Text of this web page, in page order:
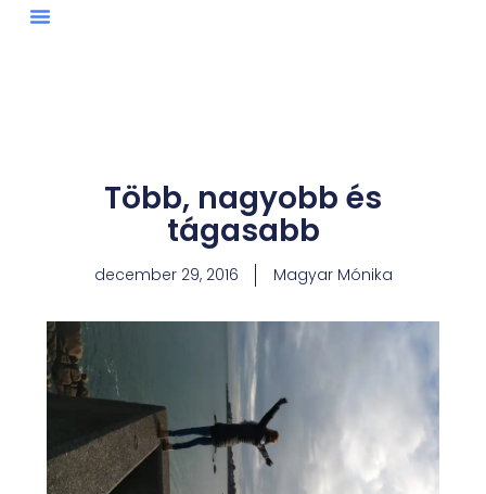
Több, nagyobb és
tágasabb
december 29, 2016 Magyar Mónika